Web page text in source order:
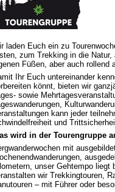
laden Euch ein zu
zum Trekking in die
Füßen, aber auch rollend
Ihr Euch untereinander
könnt, bieten wir
sowie
kann jeder
und
wird in der Tourengruppe
mit
unser Gehtempo liegt
wir Trekkingtouren,
– mit Führer oder